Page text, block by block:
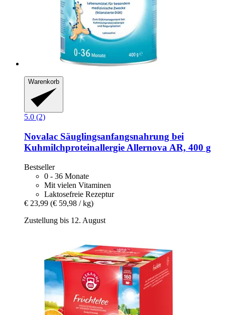
Warenkorb
5.0 (2)
Novalac Säuglingsanfangsnahrung bei
Kuhmilchproteinallergie Allernova AR, 400 g
Bestseller
0 - 36 Monate
Mit vielen Vitaminen
Laktosefreie Rezeptur
€ 23,99 (€ 59,98 / kg)
Zustellung bis 12. August